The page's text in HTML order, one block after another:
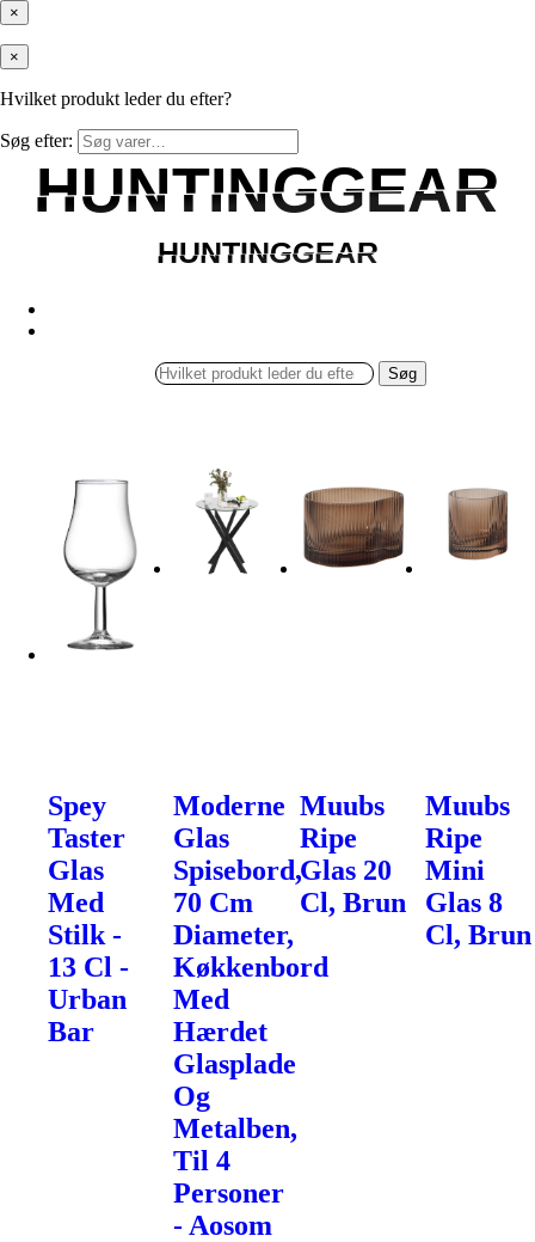
×
×
Hvilket produkt leder du efter?
Søg efter:
HUNTINGGEAR
HUNTINGGEAR
HUNTINGGEAR
HUNTINGGEAR
Søg
Spey
Taster
Glas
Med
Stilk -
13 Cl -
Urban
Bar
Moderne
Glas
Spisebord,
70 Cm
Diameter,
Køkkenbord
Med
Hærdet
Glasplade
Og
Metalben,
Til 4
Personer
- Aosom
Muubs
Ripe
Glas 20
Cl, Brun
Muubs
Ripe
Mini
Glas 8
Cl, Brun